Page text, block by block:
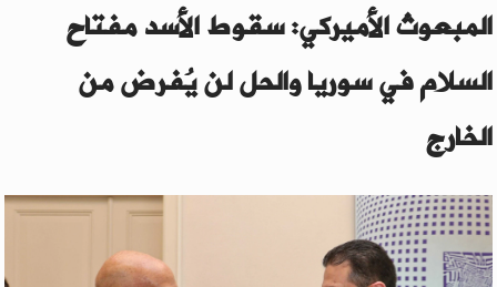
المبعوث الأميركي: سقوط الأسد مفتاح
السلام في سوريا والحل لن يُفرض من
الخارج